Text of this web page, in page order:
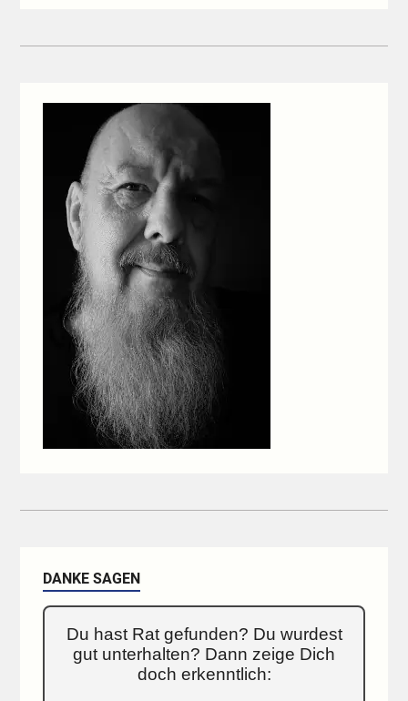
DANKE SAGEN
Du hast Rat gefunden? Du wurdest
gut unterhalten? Dann zeige Dich
doch erkenntlich: